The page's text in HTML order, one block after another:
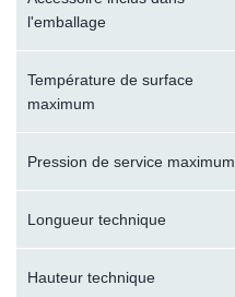
l'emballage
Température de surface
maximum
Pression de service maximum
Longueur technique
Hauteur technique